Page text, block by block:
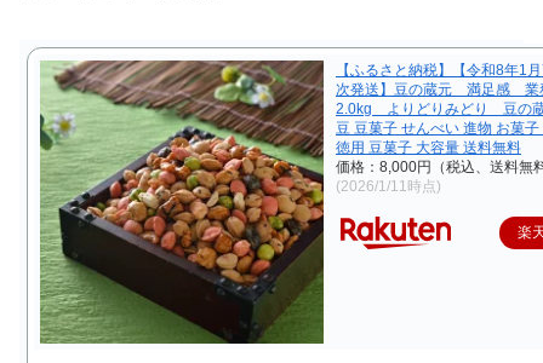
【ふるさと納税】【令和8年1
次発送】豆の蔵元 満足感 業
2.0kg よりどりみどり 豆の
豆 豆菓子 せんべい 進物 お菓子
徳用 豆菓子 大容量 送料無料
価格：8,000円（税込、送料無
(2026/1/11時点)
楽